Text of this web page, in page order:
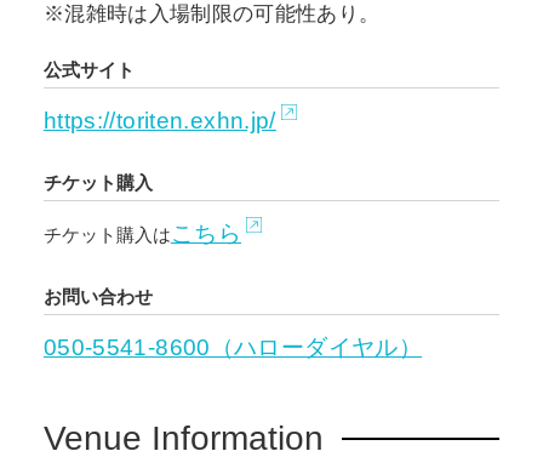
※混雑時は入場制限の可能性あり。
公式サイト
https://toriten.exhn.jp/
チケット購入
チケット購入はこちら
お問い合わせ
050-5541-8600（ハローダイヤル）
Venue Information